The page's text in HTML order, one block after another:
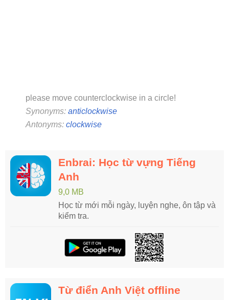
please move counterclockwise in a circle!
Synonyms: anticlockwise
Antonyms: clockwise
Enbrai: Học từ vựng Tiếng
Anh
9,0 MB
Học từ mới mỗi ngày, luyện nghe, ôn tập và
kiểm tra.
Từ điển Anh Việt offline